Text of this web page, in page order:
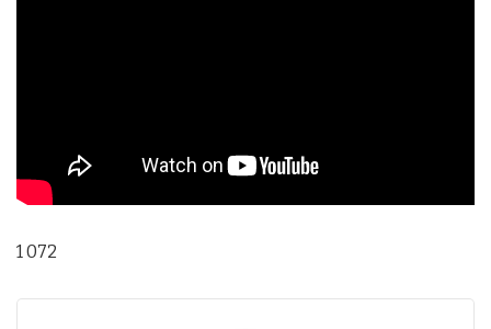
1 072